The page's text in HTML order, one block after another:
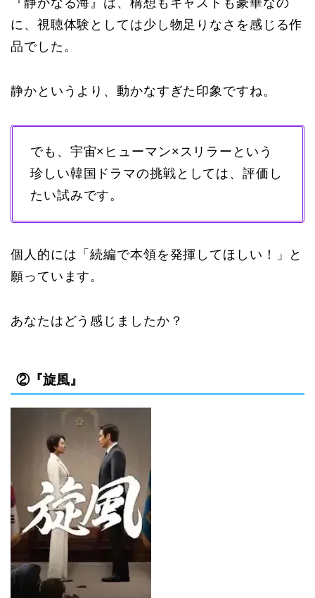
に、視聴体験としては少し物足りなさを感じる作
品でした。
静かというより、動かなすぎた印象ですね。
でも、宇宙×ヒューマン×スリラーという
珍しい韓国ドラマの挑戦としては、評価し
たい試みです。
個人的には「続編で本領を発揮してほしい！」と
願っています。
あなたはどう感じましたか？
②『旋風』